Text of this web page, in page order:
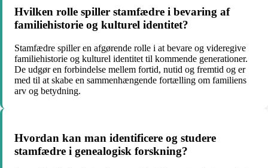
Hvilken rolle spiller stamfædre i bevaring af
familiehistorie og kulturel identitet?
Stamfædre spiller en afgørende rolle i at bevare og videregive
familiehistorie og kulturel identitet til kommende generationer.
De udgør en forbindelse mellem fortid, nutid og fremtid og er
med til at skabe en sammenhængende fortælling om familiens
arv og betydning.
Hvordan kan man identificere og studere
stamfædre i genealogisk forskning?